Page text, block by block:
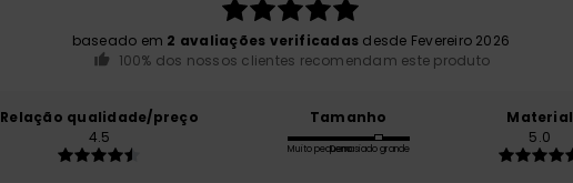
baseado em 2 avaliações verificadas desde Fevereiro 2026
100% dos nossos clientes recomendam este produto
Relação qualidade/preço
4.5
Tamanho
Muito pequenoDemasiado grande
Material
5.0